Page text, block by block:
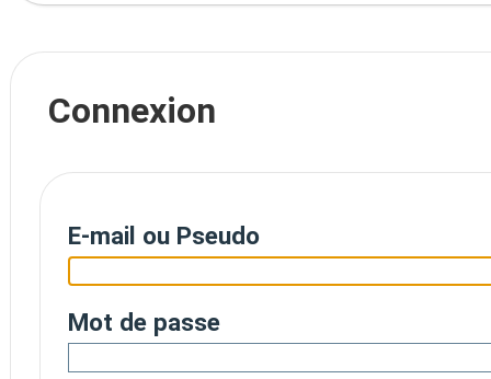
Connexion
E-mail ou Pseudo
Mot de passe